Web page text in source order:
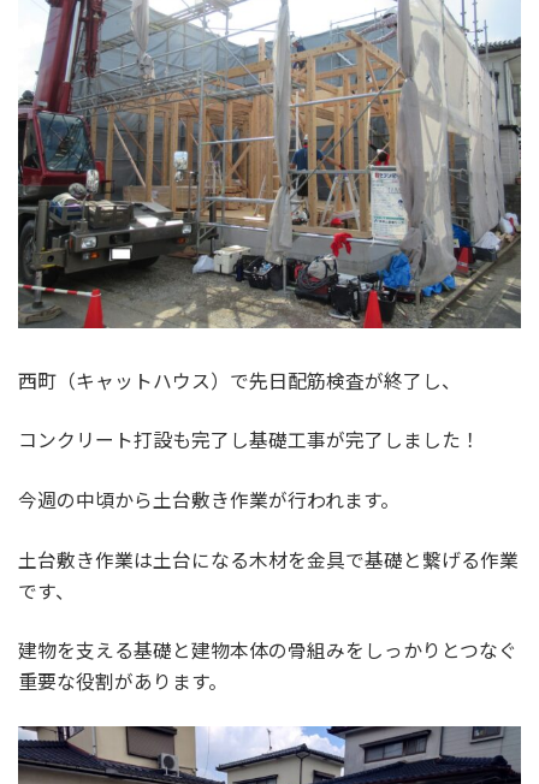
西町（キャットハウス）で先日配筋検査が終了し、
コンクリート打設も完了し基礎工事が完了しました！
今週の中頃から土台敷き作業が行われます。
土台敷き作業は土台になる木材を金具で基礎と繋げる作業
です、
建物を支える基礎と建物本体の骨組みをしっかりとつなぐ
重要な役割があります。